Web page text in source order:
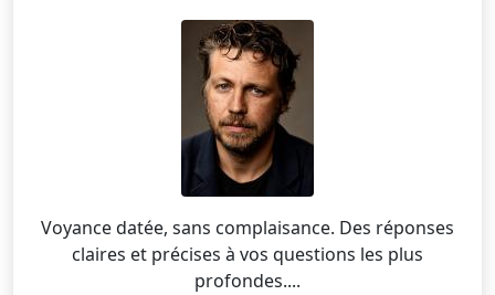
Voyance datée, sans complaisance. Des réponses
claires et précises à vos questions les plus
profondes....